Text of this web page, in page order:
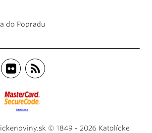
do Popradu
© 1849 - 2026 Katolícke